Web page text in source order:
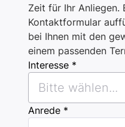
Zeit für Ihr Anliegen.
Kontaktformular
bei Ihnen mit den
einem passenden
Interesse *
Bitte wählen...
Anrede *